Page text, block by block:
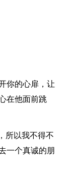
你的心扉，让
在他面前跳
所以我不得不
一个真诚的朋